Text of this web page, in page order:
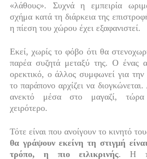
«λάθους». Συχνά η εμπειρία
σχήμα κατά τη διάρκεια της
η πίεση του χώρου έχει εξαφανιστεί.
Εκεί, χωρίς το φόβο ότι θα
παρέα συζητά μεταξύ της. Ο ένας
ορεκτικό, ο άλλος συμφωνεί για
το παράπονο αρχίζει να
ανεκτό μέσα στο μαγαζί, τώρα
χειρότερο.
Τότε είναι που ανοίγουν το κινητό
θα γράψουν εκείνη τη στιγμή
τρόπο, η πιο ειλικρινής. Η